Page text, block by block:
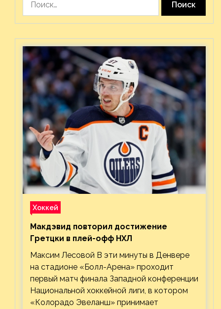
Хоккей
Макдэвид повторил достижение
Гретцки в плей-офф НХЛ
Максим Лесовой В эти минуты в Денвере
на стадионе «Болл-Арена» проходит
первый матч финала Западной конференции
Национальной хоккейной лиги, в котором
«Колорадо Эвеланш» принимает